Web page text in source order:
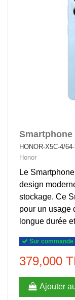
Smartphone
HONOR-X5C-4/
Honor
Le
design
stockage. Ce
pour un usage
longue durée
Sur commande
379,000
Ajouter